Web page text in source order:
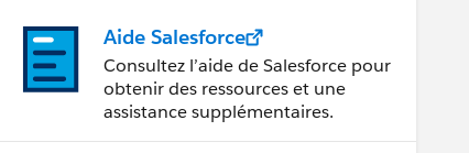
Aide Salesforce
Consultez l’aide de Salesforce pour
obtenir des ressources et une
assistance supplémentaires.